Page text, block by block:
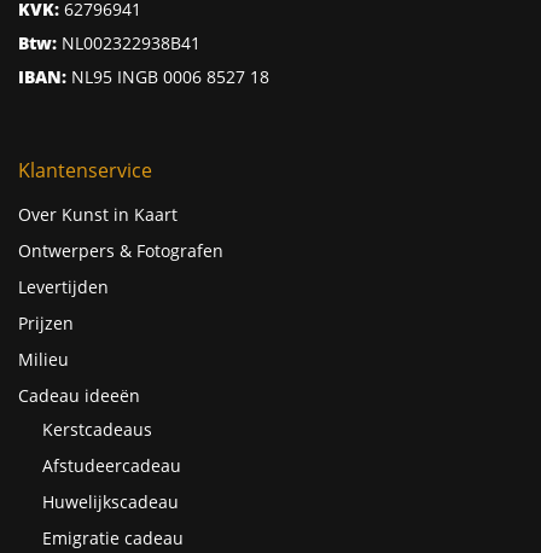
KVK: 62796941
Btw: NL002322938B41
IBAN: NL95 INGB 0006 8527 18
Klantenservice
Over Kunst in Kaart
Ontwerpers & Fotografen
Levertijden
Prijzen
Milieu
Cadeau ideeën
Kerstcadeaus
Afstudeercadeau
Huwelijkscadeau
Emigratie cadeau